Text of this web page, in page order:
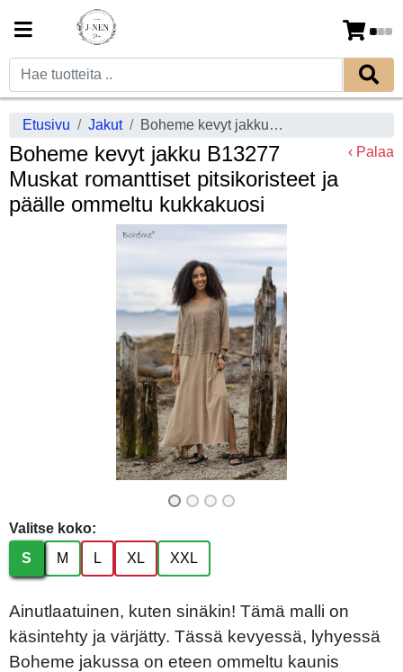
Etusivu Jakut Boheme kevyt jakku B13277 Muskat romanttiset pitsikoristeet ja päälle ommeltu kukkakuosi
Boheme kevyt jakku B13277
Muskat romanttiset pitsikoristeet ja
päälle ommeltu kukkakuosi
‹ Palaa
Valitse koko:
S
M L XL XXL
Ainutlaatuinen, kuten sinäkin! Tämä malli on
käsintehty ja värjätty. Tässä kevyessä, lyhyessä
Boheme jakussa on eteen ommeltu kaunis